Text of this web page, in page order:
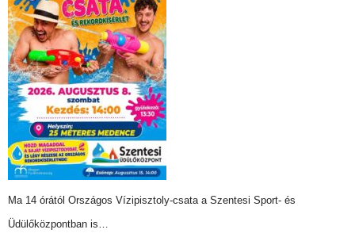
Ma 14 órától Országos Vízipisztoly-csata a Szentesi Sport- és
Üdülőközpontban is…